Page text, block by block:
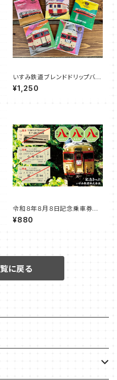
いすみ鉄道ブレンドドリップバッ
グ 【キハ車両】（５袋セット）
¥1,250
令和８年８月８日記念乗車券セ
ット【A】
¥880
に戻る